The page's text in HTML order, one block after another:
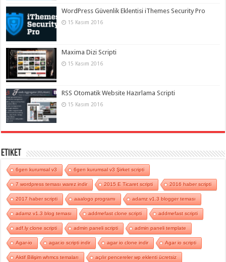
WordPress Güvenlik Eklentisi iThemes Security Pro
15 Kasım 2016
Maxima Dizi Scripti
15 Kasım 2016
RSS Otomatik Website Hazırlama Scripti
15 Kasım 2016
Etiket
6gen kurumsal v3 6gen kurumsal v3 Şirket scripti
7 wordpress teması warez indir 2015 E Ticaret scripti 2016 haber scripti
2017 haber scripti aaalogo programı adamz v1.3 blogger teması
adamz v1.3 blog teması addmefast clone scripti addmefast scripti
adf.ly clone scripti admin paneli scripti admin paneli template
Agar-io agar.io scripti indir agar io clone indir Agar io scripti
Aktif Bilişim whmcs temaları açılır pencereler wp eklenti ücretsiz